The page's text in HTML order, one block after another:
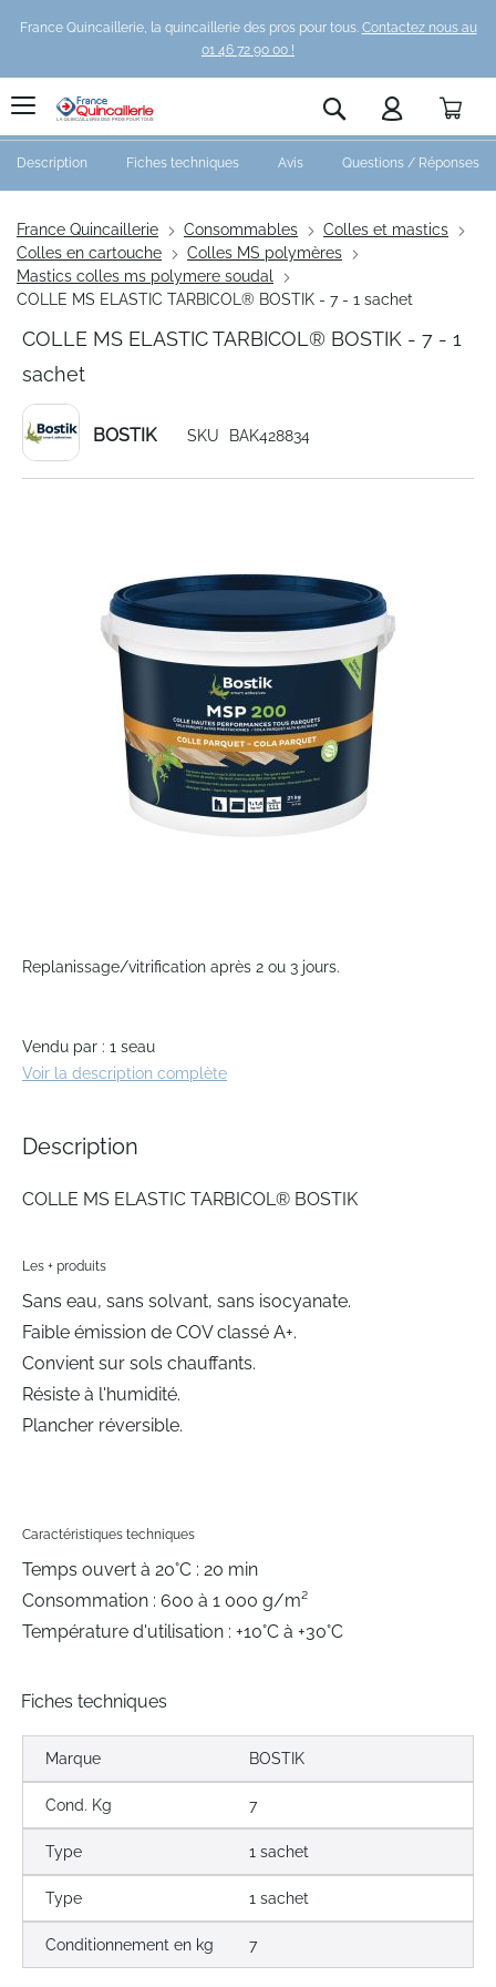
France Quincaillerie, la quincaillerie des pros pour tous. Contactez nous au
01 46 72 90 00 !
Rechercher
France Quincaillerie Consommables
Colles et mastics
Colles en cartouche
Colles MS polymères
Mastics colles ms polymere soudal
COLLE MS ELASTIC TARBICOL® BOSTIK - 7 - 1 sachet
COLLE MS ELASTIC TARBICOL® BOSTIK - 7 - 1
sachet
BOSTIK SKU BAK428834
to
the
images
Replanissage/vitrification après 2 ou 3 jours.
Vendu par : 1 seau
Voir la description complète
Description Fiches techniques Avis Questions / Réponses
Description
COLLE MS ELASTIC TARBICOL® BOSTIK
Les + produits
Sans eau, sans solvant, sans isocyanate.
Faible émission de COV classé A+.
Convient sur sols chauffants.
Résiste à l'humidité.
Plancher réversible.
Caractéristiques techniques
Temps ouvert à 20°C : 20 min
Consommation : 600 à 1 000 g/m²
Température d'utilisation : +10°C à +30°C
Fiches techniques
Marque BOSTIK
Cond. Kg 7
Type 1 sachet
Type 1 sachet
Conditionnement en kg 7